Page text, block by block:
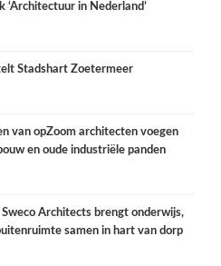
‘Architectuur in Nederland’
Stadshart Zoetermeer
van opZoom architecten voegen
en oude industriële panden
Architects brengt onderwijs,
samen in hart van dorp